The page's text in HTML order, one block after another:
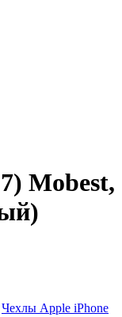
Mobest,
Чехлы Apple iPhone